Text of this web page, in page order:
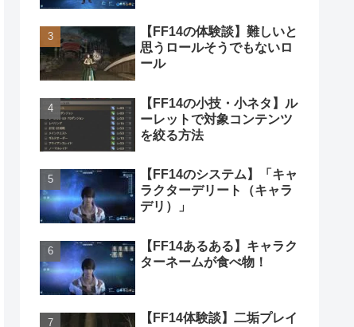
【FF14の体験談】難しいと
思うロールそうでもないロ
ール
【FF14の小技・小ネタ】ル
ーレットで対象コンテンツ
を絞る方法
【FF14のシステム】「キャ
ラクターデリート（キャラ
デリ）」
【FF14あるある】キャラク
ターネームが食べ物！
【FF14体験談】二垢プレイ